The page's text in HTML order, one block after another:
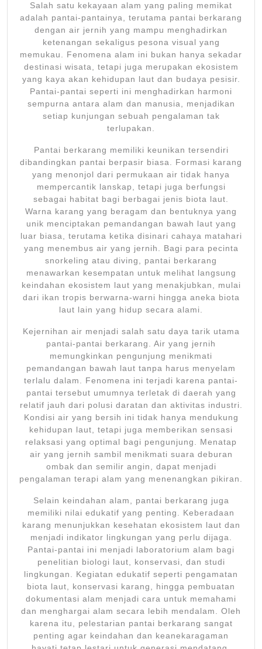
Salah satu kekayaan alam yang paling memikat
adalah pantai-pantainya, terutama pantai berkarang
dengan air jernih yang mampu menghadirkan
ketenangan sekaligus pesona visual yang
memukau. Fenomena alam ini bukan hanya sekadar
destinasi wisata, tetapi juga merupakan ekosistem
yang kaya akan kehidupan laut dan budaya pesisir.
Pantai-pantai seperti ini menghadirkan harmoni
sempurna antara alam dan manusia, menjadikan
setiap kunjungan sebuah pengalaman tak
terlupakan.
Pantai berkarang memiliki keunikan tersendiri
dibandingkan pantai berpasir biasa. Formasi karang
yang menonjol dari permukaan air tidak hanya
mempercantik lanskap, tetapi juga berfungsi
sebagai habitat bagi berbagai jenis biota laut.
Warna karang yang beragam dan bentuknya yang
unik menciptakan pemandangan bawah laut yang
luar biasa, terutama ketika disinari cahaya matahari
yang menembus air yang jernih. Bagi para pecinta
snorkeling atau diving, pantai berkarang
menawarkan kesempatan untuk melihat langsung
keindahan ekosistem laut yang menakjubkan, mulai
dari ikan tropis berwarna-warni hingga aneka biota
laut lain yang hidup secara alami.
Kejernihan air menjadi salah satu daya tarik utama
pantai-pantai berkarang. Air yang jernih
memungkinkan pengunjung menikmati
pemandangan bawah laut tanpa harus menyelam
terlalu dalam. Fenomena ini terjadi karena pantai-
pantai tersebut umumnya terletak di daerah yang
relatif jauh dari polusi daratan dan aktivitas industri.
Kondisi air yang bersih ini tidak hanya mendukung
kehidupan laut, tetapi juga memberikan sensasi
relaksasi yang optimal bagi pengunjung. Menatap
air yang jernih sambil menikmati suara deburan
ombak dan semilir angin, dapat menjadi
pengalaman terapi alam yang menenangkan pikiran.
Selain keindahan alam, pantai berkarang juga
memiliki nilai edukatif yang penting. Keberadaan
karang menunjukkan kesehatan ekosistem laut dan
menjadi indikator lingkungan yang perlu dijaga.
Pantai-pantai ini menjadi laboratorium alam bagi
penelitian biologi laut, konservasi, dan studi
lingkungan. Kegiatan edukatif seperti pengamatan
biota laut, konservasi karang, hingga pembuatan
dokumentasi alam menjadi cara untuk memahami
dan menghargai alam secara lebih mendalam. Oleh
karena itu, pelestarian pantai berkarang sangat
penting agar keindahan dan keanekaragaman